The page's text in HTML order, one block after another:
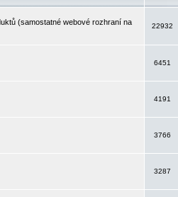
(samostatné webové rozhraní na
22932
6451
4191
3766
3287